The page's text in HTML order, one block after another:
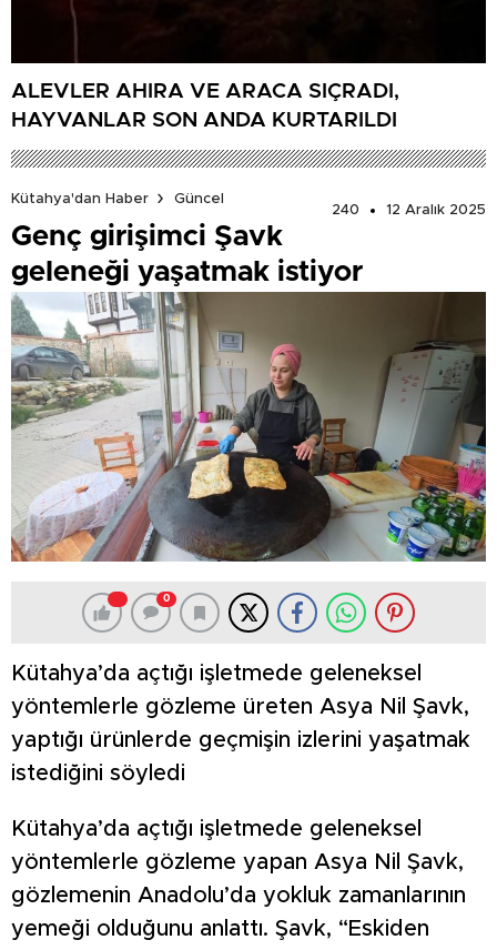
ALEVLER AHIRA VE ARACA SIÇRADI,
HAYVANLAR SON ANDA KURTARILDI
Kütahya'dan Haber
Güncel
240
12 Aralık 2025
Genç girişimci Şavk
geleneği yaşatmak istiyor
0
Kütahya’da açtığı işletmede geleneksel
yöntemlerle gözleme üreten Asya Nil Şavk,
yaptığı ürünlerde geçmişin izlerini yaşatmak
istediğini söyledi
Kütahya’da açtığı işletmede geleneksel
yöntemlerle gözleme yapan Asya Nil Şavk,
gözlemenin Anadolu’da yokluk zamanlarının
yemeği olduğunu anlattı. Şavk, “Eskiden